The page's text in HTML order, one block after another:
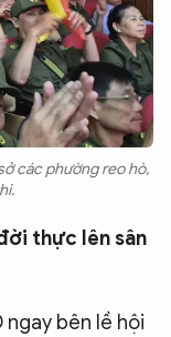
các phường reo hò,
thực lên sân
ngay bên lề hội